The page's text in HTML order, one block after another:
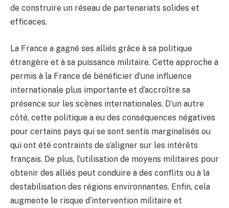
de construire un réseau de partenariats solides et
efficaces.
La France a gagné ses alliés grâce à sa politique
étrangère et à sa puissance militaire. Cette approche a
permis à la France de bénéficier d’une influence
internationale plus importante et d’accroître sa
présence sur les scènes internationales. D’un autre
côté, cette politique a eu des conséquences négatives
pour certains pays qui se sont sentis marginalisés ou
qui ont été contraints de s’aligner sur les intérêts
français. De plus, l’utilisation de moyens militaires pour
obtenir des alliés peut conduire à des conflits ou à la
destabilisation des régions environnantes. Enfin, cela
augmente le risque d’intervention militaire et